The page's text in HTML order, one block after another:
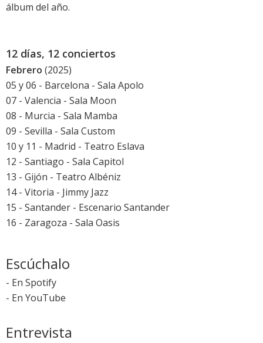
álbum del año.
12 días, 12 conciertos
Febrero (2025)
05 y 06 - Barcelona - Sala Apolo
07 - Valencia - Sala Moon
08 - Murcia - Sala Mamba
09 - Sevilla - Sala Custom
10 y 11 - Madrid - Teatro Eslava
12 - Santiago - Sala Capitol
13 - Gijón - Teatro Albéniz
14 - Vitoria - Jimmy Jazz
15 - Santander - Escenario Santander
16 - Zaragoza - Sala Oasis
Escúchalo
- En Spotify
- En YouTube
Entrevista